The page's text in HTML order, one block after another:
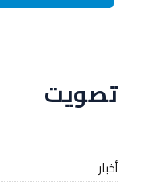
تصويت
أخبار